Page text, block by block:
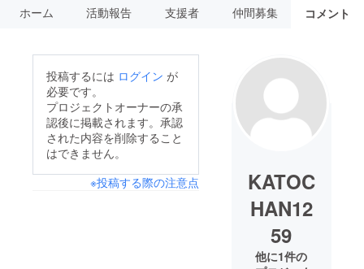
ホーム 活動報告 支援者 仲間募集 コメント
投稿するには ログイン が
必要です。
プロジェクトオーナーの承
認後に掲載されます。承認
された内容を削除すること
はできません。
※投稿する際の注意点
KATOC
HAN12
59
他に1件の